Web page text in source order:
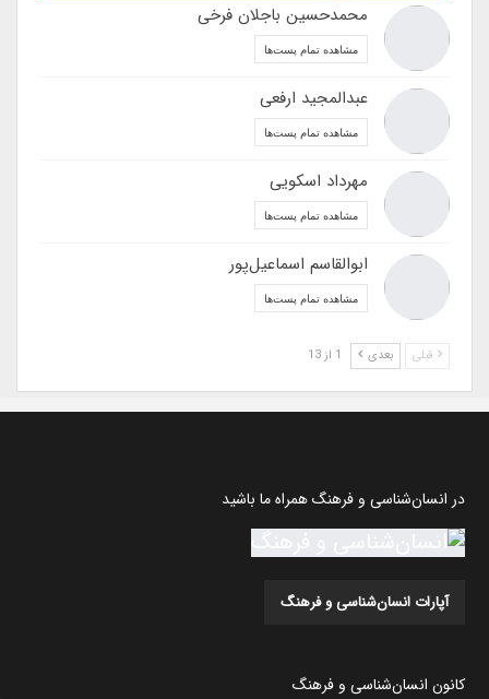
محمدحسین باجلان فرخی
مشاهده تمام پست‌ها
عبدالمجید ارفعی
مشاهده تمام پست‌ها
مهرداد اسکویی
مشاهده تمام پست‌ها
ابوالقاسم اسماعیل‌پور
مشاهده تمام پست‌ها
قبلی بعدی
در انسان‌شناسی و فرهنگ همراه ما باشید
آپارات انسان‌شناسی و فرهنگ
کانون انسان‌شناسی و فرهنگ